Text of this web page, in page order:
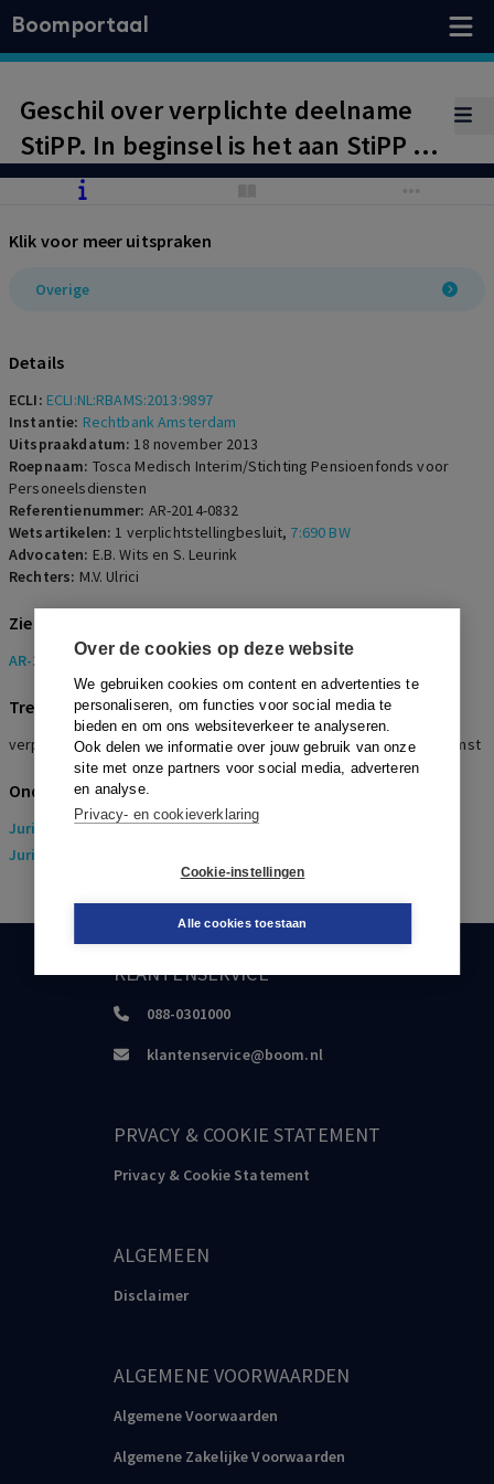
Over de cookies op deze website
We gebruiken cookies om content en advertenties te
personaliseren, om functies voor social media te
bieden en om ons websiteverkeer te analyseren.
Ook delen we informatie over jouw gebruik van onze
site met onze partners voor social media, adverteren
en analyse.
Privacy- en cookieverklaring
Cookie-instellingen
Alle cookies toestaan
Boomportaal
Geschil over verplichte deelname
StiPP. In beginsel is het aan StiPP is
om te bewijzen dat TMI
verpleegkundig en paramedisch
personeel) valt onder de
verplichtstellingsbesluit. Op TMI
rust een verzwaarde stelplicht.
Aanhouding zaak.
Klik voor meer uitspraken
Overige
Details
ECLI: ECLI:NL:RBAMS:2013:9897
Instantie: Rechtbank Amsterdam
Uitspraakdatum:18 november 2013
Roepnaam: Tosca Medisch Interim/Stichting Pensioenfonds voor
Personeelsdiensten
Referentienummer: AR-2014-0832
Wetsartikelen:1 verplichtstellingbesluit, 7:690 BW
Advocaten: E.B. Wits en S. Leurink
Rechters: M.V. Ulrici
Zie ook
AR-2014-0833
Trefwoorden
verplichtstellingsbesluit, uitzendonderneming, uitzendovereenkomst
Onderwerpen
Juridisch> Arbeidsrecht
Juridisch
KLANTENSERVICE
088-0301000
klantenservice@boom.nl
PRVACY & COOKIE STATEMENT
Privacy & Cookie Statement
ALGEMEEN
Disclaimer
ALGEMENE VOORWAARDEN
Algemene Voorwaarden
Algemene Zakelijke Voorwaarden